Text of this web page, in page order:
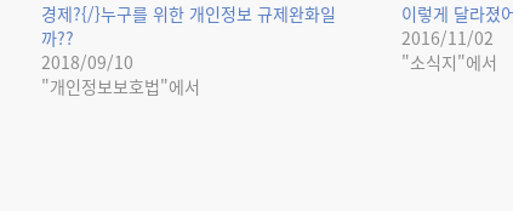
경제?{/}누구를 위한 개인정보 규제완화일
까??
2018/09/10
"개인정보보호법"에서
이렇게 달라졌
2016/11/02
"소식지"에서